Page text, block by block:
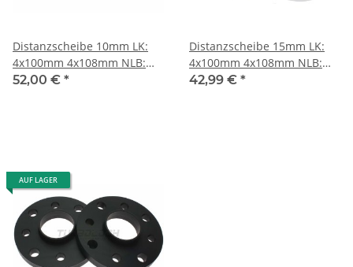
Distanzscheibe 10mm LK:
4x100mm 4x108mm NLB:
57,1mm - mit
52,00 € *
Distanzscheibe 15mm LK:
4x100mm 4x108mm NLB:
57,1mm - mit
42,99 € *
AUF LAGER